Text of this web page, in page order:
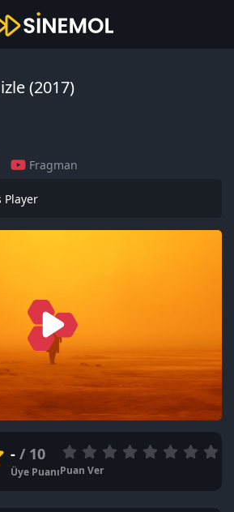
izle (2017)
Fragman
Player
-/ 10
Üye PuanıPuan Ver